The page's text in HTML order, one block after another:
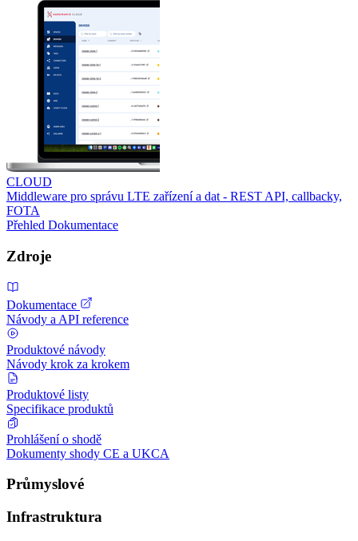
CLOUD
Middleware pro správu LTE zařízení a dat - REST API, callbacky,
FOTA
Přehled Dokumentace
Zdroje
Dokumentace
Návody a API reference
Produktové návody
Návody krok za krokem
Produktové listy
Specifikace produktů
Prohlášení o shodě
Dokumenty shody CE a UKCA
Průmyslové
Infrastruktura